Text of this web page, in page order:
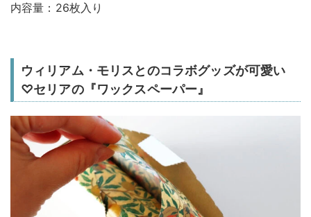
内容量：26枚入り
ウィリアム・モリスとのコラボグッズが可愛い
♡セリアの『ワックスペーパー』